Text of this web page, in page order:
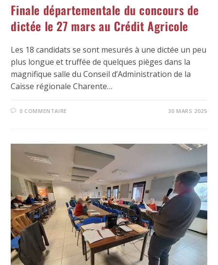
Finale départementale du concours de
dictée le 27 mars au Crédit Agricole
Les 18 candidats se sont mesurés à une dictée un peu
plus longue et truffée de quelques pièges dans la
magnifique salle du Conseil d’Administration de la
Caisse régionale Charente…
0 COMMENTAIRE 30 MARS 2025